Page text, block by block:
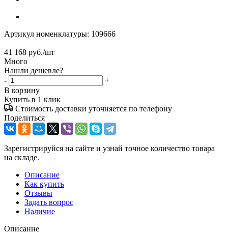
Артикул номенклатуры: 109666
41 168 руб./шт
Много
Нашли дешевле?
-
+
В корзину
Купить в 1 клик
Стоимость доставки уточняется по телефону
Поделиться
Зарегистрируйся на сайте и узнай точное количество товара
на складе.
Описание
Как купить
Отзывы
Задать вопрос
Наличие
Описание